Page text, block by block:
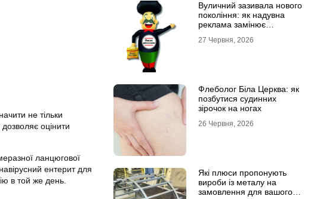
не тільки
дозволяє оцінити
ланцюгової
ентерит для
в той же день.
Вуличний зазивала нового
покоління: як надувна
реклама замінює
витрати
27 Червня, 2026
Флеболог Біла Церква: як
позбутися судинних
зірочок на ногах
26 Червня, 2026
Які плюси пропонують
вироби із металу на
замовлення для вашого